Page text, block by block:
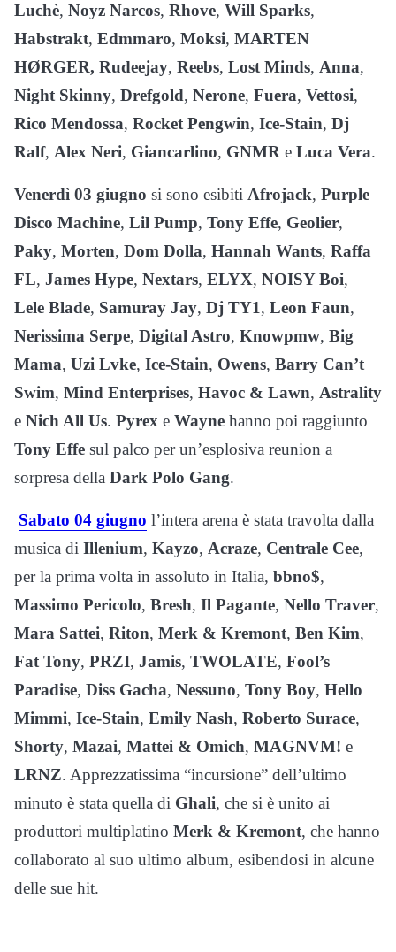
Luchè, Noyz Narcos, Rhove, Will Sparks,
Habstrakt, Edmmaro, Moksi, MARTEN
HØRGER, Rudeejay, Reebs, Lost Minds, Anna,
Night Skinny, Drefgold, Nerone, Fuera, Vettosi,
Rico Mendossa, Rocket Pengwin, Ice-Stain, Dj
Ralf, Alex Neri, Giancarlino, GNMR e Luca Vera.
Venerdì 03 giugno si sono esibiti Afrojack, Purple
Disco Machine, Lil Pump, Tony Effe, Geolier,
Paky, Morten, Dom Dolla, Hannah Wants, Raffa
FL, James Hype, Nextars, ELYX, NOISY Boi,
Lele Blade, Samuray Jay, Dj TY1, Leon Faun,
Nerissima Serpe, Digital Astro, Knowpmw, Big
Mama, Uzi Lvke, Ice-Stain, Owens, Barry Can’t
Swim, Mind Enterprises, Havoc & Lawn, Astrality
e Nich All Us. Pyrex e Wayne hanno poi raggiunto
Tony Effe sul palco per un’esplosiva reunion a
sorpresa della Dark Polo Gang.
Sabato 04 giugno l’intera arena è stata travolta dalla
musica di Illenium, Kayzo, Acraze, Centrale Cee,
per la prima volta in assoluto in Italia, bbno$,
Massimo Pericolo, Bresh, Il Pagante, Nello Traver,
Mara Sattei, Riton, Merk & Kremont, Ben Kim,
Fat Tony, PRZI, Jamis, TWOLATE, Fool’s
Paradise, Diss Gacha, Nessuno, Tony Boy, Hello
Mimmi, Ice-Stain, Emily Nash, Roberto Surace,
Shorty, Mazai, Mattei & Omich, MAGNVM! e
LRNZ. Apprezzatissima “incursione” dell’ultimo
minuto è stata quella di Ghali, che si è unito ai
produttori multiplatino Merk & Kremont, che hanno
collaborato al suo ultimo album, esibendosi in alcune
delle sue hit.